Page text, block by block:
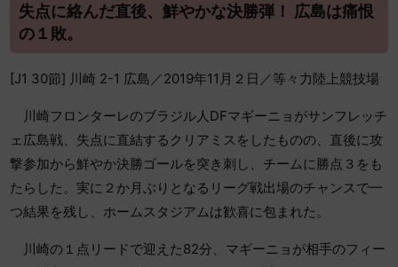
失点に絡んだ直後、鮮やかな決勝弾！ 広島は痛恨
の１敗。
[J1 30節] 川崎 2-1 広島／2019年11月２日／等々力陸上競技場
川崎フロンターレのブラジル人DFマギーニョがサンフレッチ
ェ広島戦、失点に直結するクリアミスをしたものの、直後に攻
撃参加から鮮やか決勝ゴールを突き刺し、チームに勝点３をも
たらした。実に２か月ぶりとなるリーグ戦出場のチャンスで一
つ結果を残し、ホームスタジアムは歓喜に包まれた。
川崎の１点リードで迎えた82分、マギーニョが相手のフィー